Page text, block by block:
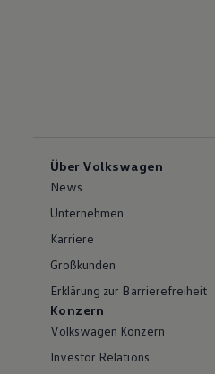
Über Volkswagen
News
Unternehmen
Karriere
Großkunden
Erklärung zur Barrierefreiheit
Konzern
Volkswagen Konzern
Investor Relations